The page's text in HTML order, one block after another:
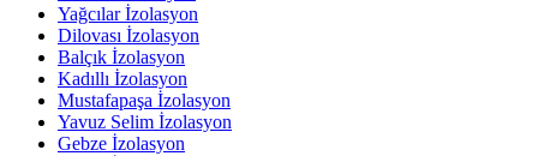
Yağcılar İzolasyon
Dilovası İzolasyon
Balçık İzolasyon
Kadıllı İzolasyon
Mustafapaşa İzolasyon
Yavuz Selim İzolasyon
Gebze İzolasyon